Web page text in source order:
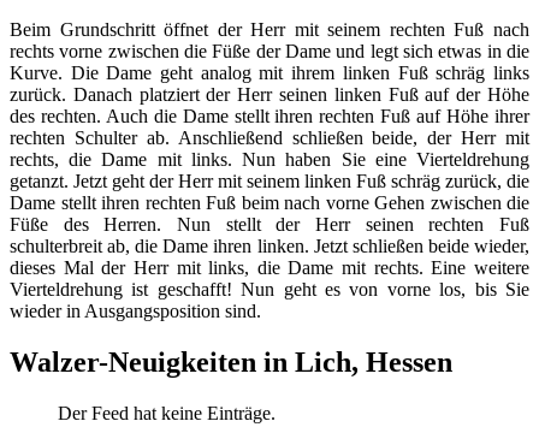
Beim Grundschritt öffnet der Herr mit seinem rechten Fuß nach
rechts vorne zwischen die Füße der Dame und legt sich etwas in die
Kurve. Die Dame geht analog mit ihrem linken Fuß schräg links
zurück. Danach platziert der Herr seinen linken Fuß auf der Höhe
des rechten. Auch die Dame stellt ihren rechten Fuß auf Höhe ihrer
rechten Schulter ab. Anschließend schließen beide, der Herr mit
rechts, die Dame mit links. Nun haben Sie eine Vierteldrehung
getanzt. Jetzt geht der Herr mit seinem linken Fuß schräg zurück, die
Dame stellt ihren rechten Fuß beim nach vorne Gehen zwischen die
Füße des Herren. Nun stellt der Herr seinen rechten Fuß
schulterbreit ab, die Dame ihren linken. Jetzt schließen beide wieder,
dieses Mal der Herr mit links, die Dame mit rechts. Eine weitere
Vierteldrehung ist geschafft! Nun geht es von vorne los, bis Sie
wieder in Ausgangsposition sind.
Walzer-Neuigkeiten in Lich, Hessen
Der Feed hat keine Einträge.